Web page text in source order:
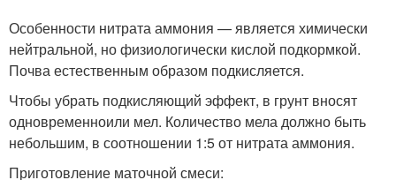
Особенности нитрата аммония — является химически
нейтральной, но физиологически кислой подкормкой.
Почва естественным образом подкисляется.
Чтобы убрать подкисляющий эффект, в грунт вносят
одновременноили мел. Количество мела должно быть
небольшим, в соотношении 1:5 от нитрата аммония.
Приготовление маточной смеси: